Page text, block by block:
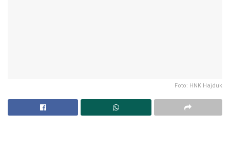
Foto: HNK Hajduk